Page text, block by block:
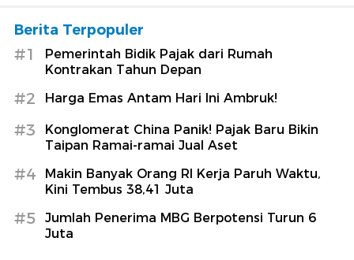
Berita Terpopuler
#1
Pemerintah Bidik Pajak dari Rumah
Kontrakan Tahun Depan
#2 Harga Emas Antam Hari Ini Ambruk!
#3
Konglomerat China Panik! Pajak Baru Bikin
Taipan Ramai-ramai Jual Aset
#4
Makin Banyak Orang RI Kerja Paruh Waktu,
Kini Tembus 38,41 Juta
#5
Jumlah Penerima MBG Berpotensi Turun 6
Juta